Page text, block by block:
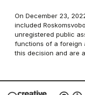
On December 23,
included
unregistered public
functions of a foreign
this decision and are